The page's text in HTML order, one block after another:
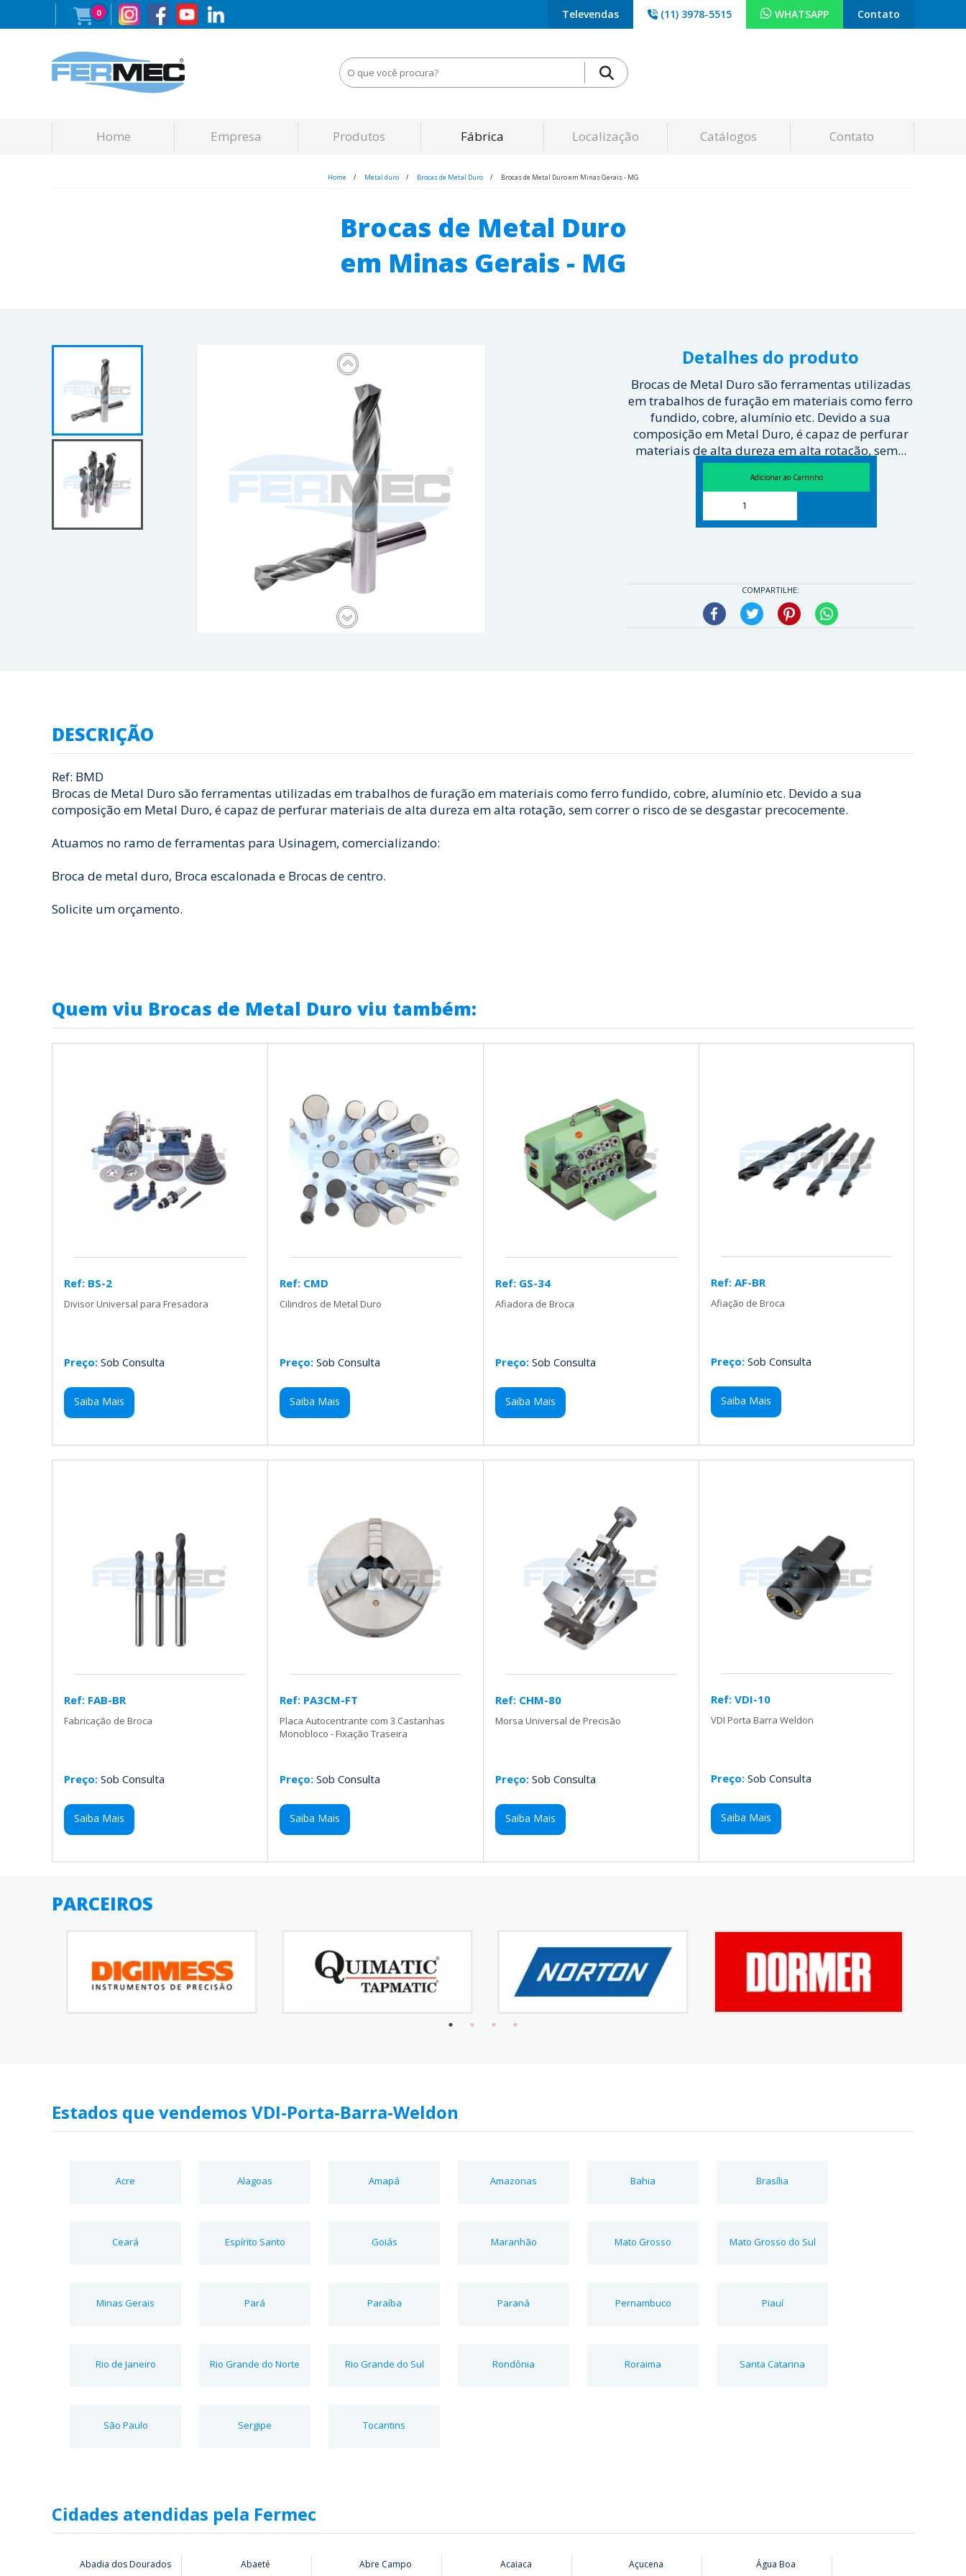
0 Contato
WHATSAPP
(11) 3978-5515
Televendas
Home Empresa Produtos Fábrica Localização Catálogos Contato
Home Metal duro Brocas de Metal Duro Brocas de Metal Duro em Minas Gerais - MG
Brocas de Metal Duro
em Minas Gerais - MG
Detalhes do produto
Brocas de Metal Duro são ferramentas utilizadas
em trabalhos de furação em materiais como ferro
fundido, cobre, alumínio etc. Devido a sua
composição em Metal Duro, é capaz de perfurar
materiais de alta dureza em alta rotação, sem...
[ Veja mais ]
COMPARTILHE:
Facebook Twitter Pinterest
DESCRIÇÃO
Ref: BMD
Brocas de Metal Duro são ferramentas utilizadas em trabalhos de furação em materiais como ferro fundido, cobre, alumínio etc. Devido a sua
composição em Metal Duro, é capaz de perfurar materiais de alta dureza em alta rotação, sem correr o risco de se desgastar precocemente.
Atuamos no ramo de ferramentas para Usinagem, comercializando:
Broca de metal duro, Broca escalonada e Brocas de centro.
Solicite um orçamento.
Quem viu Brocas de Metal Duro viu também:
Ref: BS-2
Divisor Universal para Fresadora
Preço: Sob Consulta
Saiba Mais
Ref: CMD
Cilindros de Metal Duro
Preço: Sob Consulta
Saiba Mais
Ref: GS-34
Afiadora de Broca
Preço: Sob Consulta
Saiba Mais
Ref: AF-BR
Afiação de Broca
Preço: Sob Consulta
Saiba Mais
Ref: FAB-BR
Fabricação de Broca
Preço: Sob Consulta
Saiba Mais
Ref: PA3CM-FT
Placa Autocentrante com 3 Castanhas
Monobloco - Fixação Traseira
Preço: Sob Consulta
Saiba Mais
Ref: CHM-80
Morsa Universal de Precisão
Preço: Sob Consulta
Saiba Mais
Ref: VDI-10
VDI Porta Barra Weldon
Preço: Sob Consulta
Saiba Mais
PARCEIROS
Estados que vendemos VDI-Porta-Barra-Weldon
Acre Alagoas Amapá Amazonas Bahia Brasília
Ceará Espírito Santo Goiás Maranhão Mato Grosso Mato Grosso do Sul
Minas Gerais Pará Paraíba Paraná Pernambuco Piauí
Rio de Janeiro Rio Grande do Norte Rio Grande do Sul Rondônia Roraima Santa Catarina
São Paulo Sergipe Tocantins
Cidades atendidas pela Fermec
Abadia dos Dourados Abaeté Abre Campo Acaiaca Açucena Água Boa